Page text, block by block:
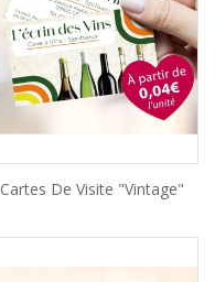
Cartes De Visite "Vintage"